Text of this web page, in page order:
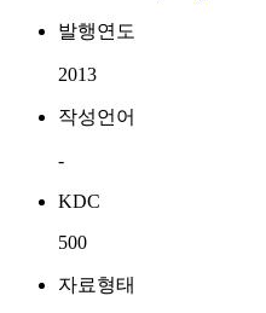
발행연도
2013
작성언어
-
KDC
500
자료형태